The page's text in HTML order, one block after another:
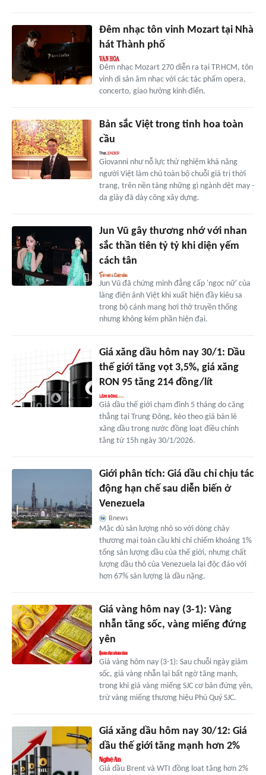
Đêm nhạc tôn vinh Mozart tại Nhà
hát Thành phố
Đêm nhạc Mozart 270 diễn ra tại TP.HCM, tôn
vinh di sản âm nhạc với các tác phẩm opera,
concerto, giao hưởng kinh điển.
Bản sắc Việt trong tinh hoa toàn
cầu
Giovanni như nỗ lực thử nghiệm khả năng
người Việt làm chủ toàn bộ chuỗi giá trị thời
trang, trên nền tảng những gì ngành dệt may -
da giày đã dày công xây dựng.
Jun Vũ gây thương nhớ với nhan
sắc thần tiên tỷ tỷ khi diện yếm
cách tân
Jun Vũ đã chứng minh đẳng cấp 'ngọc nữ' của
làng điện ảnh Việt khi xuất hiện đầy kiêu sa
trong bộ cánh mang hơi thở truyền thống
nhưng không kém phần hiện đại.
Giá xăng dầu hôm nay 30/1: Dầu
thế giới tăng vọt 3,5%, giá xăng
RON 95 tăng 214 đồng/lít
Giá dầu thế giới chạm đỉnh 5 tháng do căng
thẳng tại Trung Đông, kéo theo giá bán lẻ
xăng dầu trong nước đồng loạt điều chỉnh
tăng từ 15h ngày 30/1/2026.
Giới phân tích: Giá dầu chỉ chịu tác
động hạn chế sau diễn biến ở
Venezuela
Bnews
Mặc dù sản lượng nhỏ so với dòng chảy
thương mại toàn cầu khi chỉ chiếm khoảng 1%
tổng sản lượng dầu của thế giới, nhưng chất
lượng dầu thô của Venezuela lại độc đáo với
hơn 67% sản lượng là dầu nặng.
Giá vàng hôm nay (3-1): Vàng
nhẫn tăng sốc, vàng miếng đứng
yên
Giá vàng hôm nay (3-1): Sau chuỗi ngày giảm
sốc, giá vàng nhẫn lại bất ngờ tăng mạnh,
trong khi giá vàng miếng SJC cơ bản đứng yên,
trừ vàng miếng thương hiệu Phú Quý SJC.
Giá xăng dầu hôm nay 30/12: Giá
dầu thế giới tăng mạnh hơn 2%
Giá dầu Brent và WTI đồng loạt tăng hơn 2%